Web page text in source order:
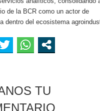
de la BCR como un actor de
dentro del ecosistema
TU